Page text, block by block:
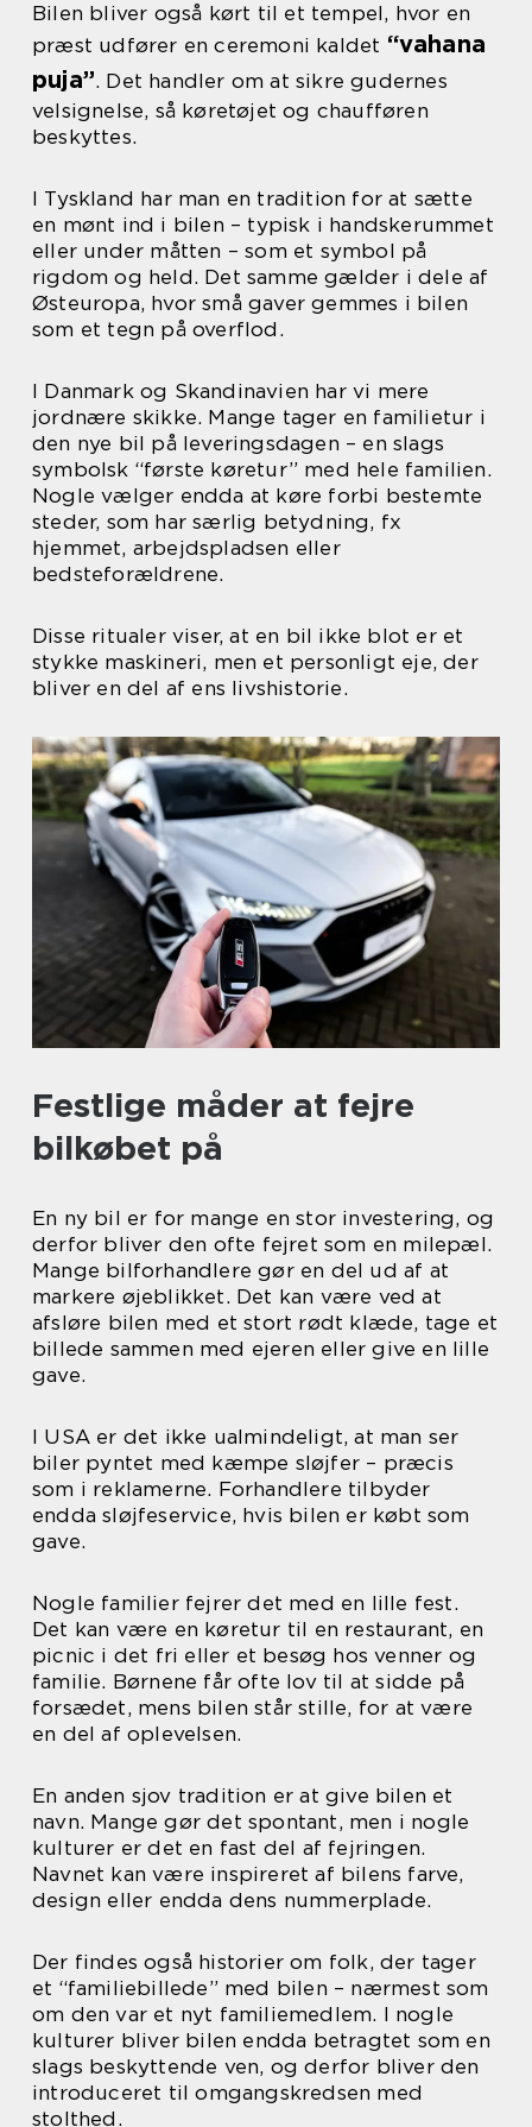
Bilen bliver også kørt til et tempel, hvor en
præst udfører en ceremoni kaldet “vahana
puja”. Det handler om at sikre gudernes
velsignelse, så køretøjet og chaufføren
beskyttes.
I Tyskland har man en tradition for at sætte
en mønt ind i bilen – typisk i handskerummet
eller under måtten – som et symbol på
rigdom og held. Det samme gælder i dele af
Østeuropa, hvor små gaver gemmes i bilen
som et tegn på overflod.
I Danmark og Skandinavien har vi mere
jordnære skikke. Mange tager en familietur i
den nye bil på leveringsdagen – en slags
symbolsk “første køretur” med hele familien.
Nogle vælger endda at køre forbi bestemte
steder, som har særlig betydning, fx
hjemmet, arbejdspladsen eller
bedsteforældrene.
Disse ritualer viser, at en bil ikke blot er et
stykke maskineri, men et personligt eje, der
bliver en del af ens livshistorie.
Festlige måder at fejre
bilkøbet på
En ny bil er for mange en stor investering, og
derfor bliver den ofte fejret som en milepæl.
Mange bilforhandlere gør en del ud af at
markere øjeblikket. Det kan være ved at
afsløre bilen med et stort rødt klæde, tage et
billede sammen med ejeren eller give en lille
gave.
I USA er det ikke ualmindeligt, at man ser
biler pyntet med kæmpe sløjfer – præcis
som i reklamerne. Forhandlere tilbyder
endda sløjfeservice, hvis bilen er købt som
gave.
Nogle familier fejrer det med en lille fest.
Det kan være en køretur til en restaurant, en
picnic i det fri eller et besøg hos venner og
familie. Børnene får ofte lov til at sidde på
forsædet, mens bilen står stille, for at være
en del af oplevelsen.
En anden sjov tradition er at give bilen et
navn. Mange gør det spontant, men i nogle
kulturer er det en fast del af fejringen.
Navnet kan være inspireret af bilens farve,
design eller endda dens nummerplade.
Der findes også historier om folk, der tager
et “familiebillede” med bilen – nærmest som
om den var et nyt familiemedlem. I nogle
kulturer bliver bilen endda betragtet som en
slags beskyttende ven, og derfor bliver den
introduceret til omgangskredsen med
stolthed.